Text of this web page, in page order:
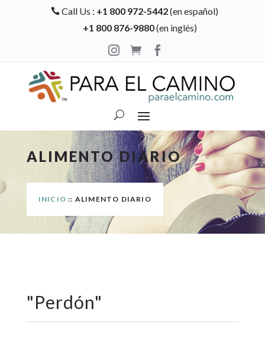
 Call Us : +1 800 972-5442(en español)
+1 800 876-9880(en inglés)

 
ALIMENTO DIARIO
INICIO :: ALIMENTO DIARIO
"Perdón"